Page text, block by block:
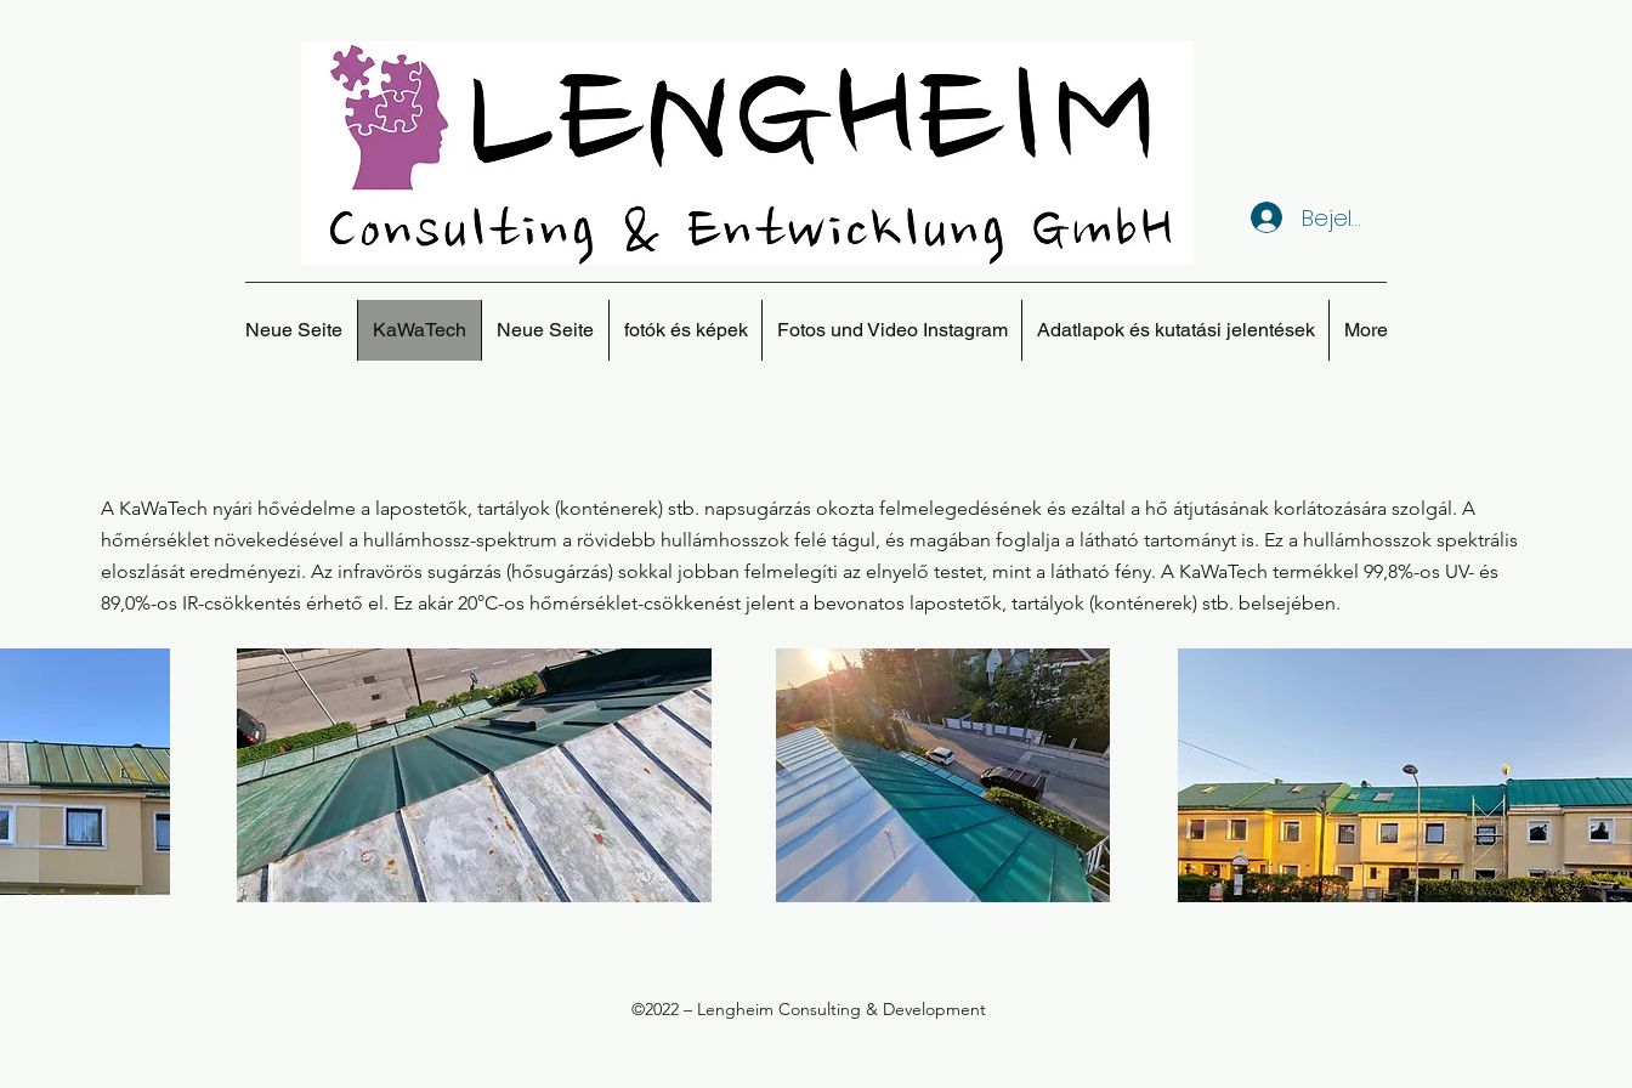
Bejelentkezés
Neue Seite KaWaTech Neue Seite fotók és képek Fotos und Video Instagram Adatlapok és kutatási jelentések More
A KaWaTech nyári hővédelme a lapostetők, tartályok (konténerek) stb. napsugárzás okozta felmelegedésének és ezáltal a hő átjutásának korlátozására szolgál. A
hőmérséklet növekedésével a hullámhossz-spektrum a rövidebb hullámhosszok felé tágul, és magában foglalja a látható tartományt is. Ez a hullámhosszok spektrális
eloszlását eredményezi. Az infravörös sugárzás (hősugárzás) sokkal jobban felmelegíti az elnyelő testet, mint a látható fény. A KaWaTech termékkel 99,8%-os UV- és
89,0%-os IR-csökkentés érhető el. Ez akár 20°C-os hőmérséklet-csökkenést jelent a bevonatos lapostetők, tartályok (konténerek) stb. belsejében.
©2022 – Lengheim Consulting & Development